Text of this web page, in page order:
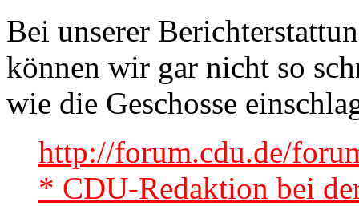
Bei unserer
können wir gar nicht so
wie die Geschosse
http://forum.cdu.de/
* CDU-Redaktion bei